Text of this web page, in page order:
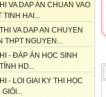
VA DAP AN CHUAN VAO
TINH HAI...
VA DAP AN CHUYEN
THPT NGUYEN...
- ĐÁP ÁN HỌC SINH
HD...
- LOI GIAI KY THI HỌC
GIỎI...